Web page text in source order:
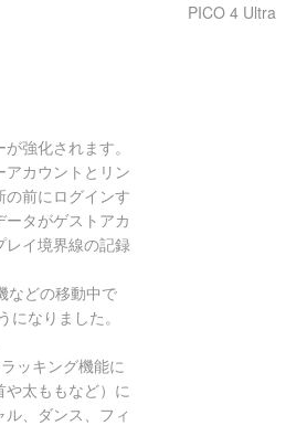
強化されます。
カウントとリン
前にログインす
タがゲストアカ
レイ境界線の記録
などの移動中で
なりました。
ッキング機能に
太ももなど）に
、ダンス、フィ
PICO 4 Ultra